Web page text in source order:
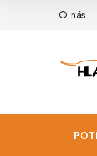
O nás